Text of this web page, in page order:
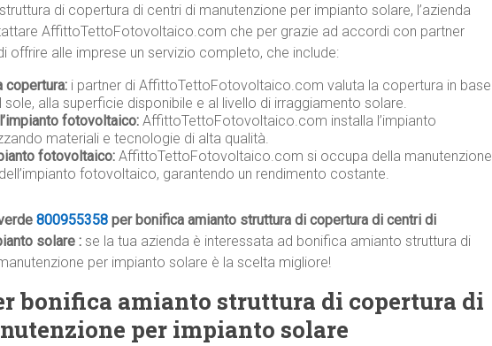
di copertura di centri di manutenzione per impianto solare, l’azienda
AffittoTettoFotovoltaico.com che per grazie ad accordi con partner
offrire alle imprese un servizio completo, che include:
copertura: i partner di AffittoTettoFotovoltaico.com valuta la copertura in base
sole, alla superficie disponibile e al livello di irraggiamento solare.
fotovoltaico: AffittoTettoFotovoltaico.com installa l’impianto
materiali e tecnologie di alta qualità.
fotovoltaico: AffittoTettoFotovoltaico.com si occupa della manutenzione
fotovoltaico, garantendo un rendimento costante.
800955358 per bonifica amianto struttura di copertura di centri di
solare : se la tua azienda è interessata ad bonifica amianto struttura di
per impianto solare è la scelta migliore!
bonifica amianto struttura di copertura di
per impianto solare